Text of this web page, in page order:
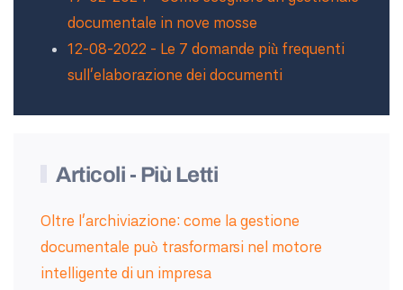
documentale in nove mosse
12-08-2022 - Le 7 domande più frequenti
sull'elaborazione dei documenti
Articoli - Più Letti
Oltre l’archiviazione: come la gestione
documentale può trasformarsi nel motore
intelligente di un impresa